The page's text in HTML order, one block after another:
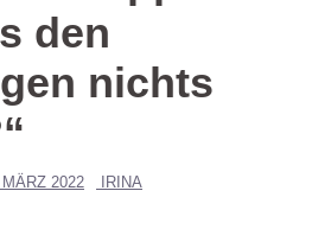
den
nichts
MÄRZ 2022 IRINA